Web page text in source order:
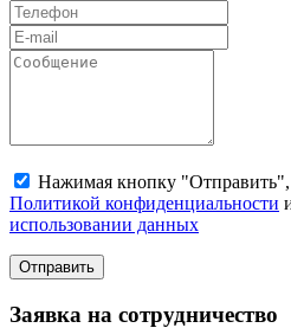
Нажимая кнопку "Отправить",
Политикой конфиденциальности
использовании данных
Отправить
Заявка на сотрудничество